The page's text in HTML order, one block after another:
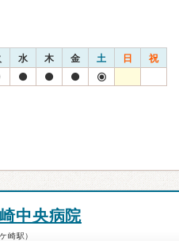
水 木 金 土 日 祝
中央病院
崎駅）